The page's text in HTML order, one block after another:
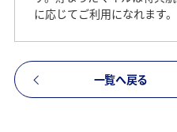
に応じてご利用になれます。
一覧へ戻る